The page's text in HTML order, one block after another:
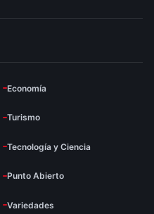
Economía
Turismo
Tecnología y Ciencia
Punto Abierto
Variedades